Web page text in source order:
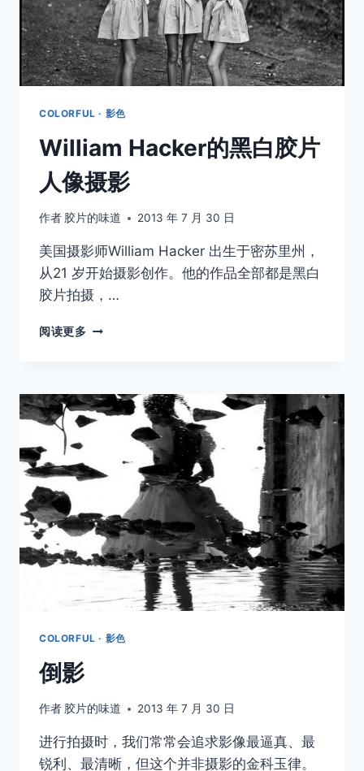
焦
COLORFUL · 影色
William Hacker的黑白胶片
人像摄影
作者 胶片的味道 2013 年 7 月 30 日
美国摄影师William Hacker 出生于密苏里州，
从21 岁开始摄影创作。他的作品全部都是黑白
胶片拍摄，…
阅读更多 WILLIAM
白
胶
片
像
摄
COLORFUL · 影色
倒影
作者 胶片的味道 2013 年 7 月 30 日
进行拍摄时，我们常常会追求影像最逼真、最
锐利、最清晰，但这个并非摄影的金科玉律。